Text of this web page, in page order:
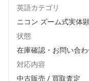
英語カテゴリ
ニコン ズーム式実体
状態
在庫確認・お問い合
対応内容
中古販売 / 買取査定